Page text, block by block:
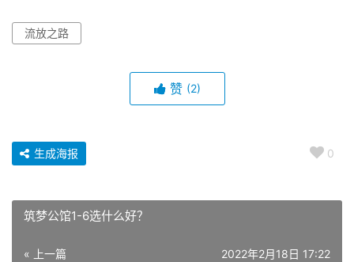
流放之路
赞 (2)
0
生成海报
筑梦公馆1-6选什么好？
« 上一篇 2022年2月18日 17:22